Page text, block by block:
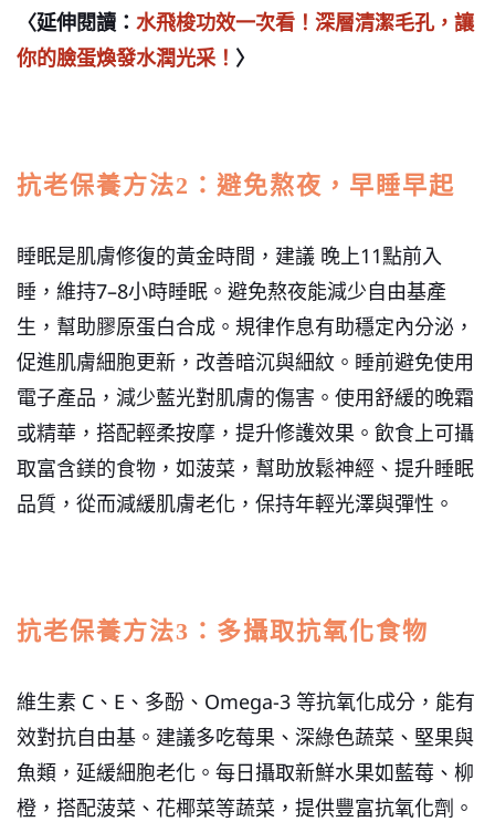
〈延伸閱讀： 水飛梭功效一次看！深層清潔毛孔，讓
你的臉蛋煥發水潤光采！ 〉
抗老保養方法2：避免熬夜，早睡早起
睡眠是肌膚修復的黃金時間，建議 晚上11點前入
睡，維持7–8小時睡眠。避免熬夜能減少自由基產
生，幫助膠原蛋白合成。 規律作息有助穩定內分泌，
促進肌膚細胞更新，改善暗沉與細紋。睡前避免使用
電子產品，減少藍光對肌膚的傷害。使用舒緩的晚霜
或精華，搭配輕柔按摩，提升修護效果。飲食上可攝
取富含鎂的食物，如菠菜，幫助放鬆神經、提升睡眠
品質，從而減緩肌膚老化，保持年輕光澤與彈性。
抗老保養方法3：多攝取抗氧化食物
維生素 C、E、多酚、Omega-3 等抗氧化成分，能有
效對抗自由基。建議多吃莓果、深綠色蔬菜、堅果與
魚類，延緩細胞老化。 每日攝取新鮮水果如藍莓、柳
橙，搭配菠菜、花椰菜等蔬菜，提供豐富抗氧化劑。